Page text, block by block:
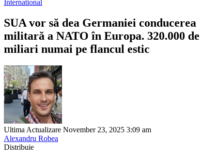
International
SUA vor să dea Germaniei conducerea
militară a NATO în Europa. 320.000 de
miliari numai pe flancul estic
Ultima Actualizare November 23, 2025 3:09 am
Alexandru Robea
Distribuie